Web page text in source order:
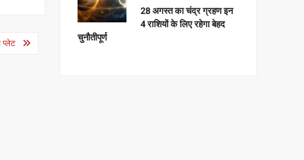
प्लेट
28 अगस्त का चंद्र ग्रहण इन
4 राशियों के लिए रहेगा बेहद
चुनौतीपूर्ण